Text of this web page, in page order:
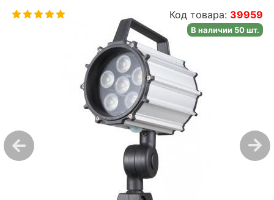
Код товара: 39959
В наличии 50 шт.